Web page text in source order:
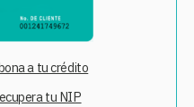
a tu crédito
tu NIP